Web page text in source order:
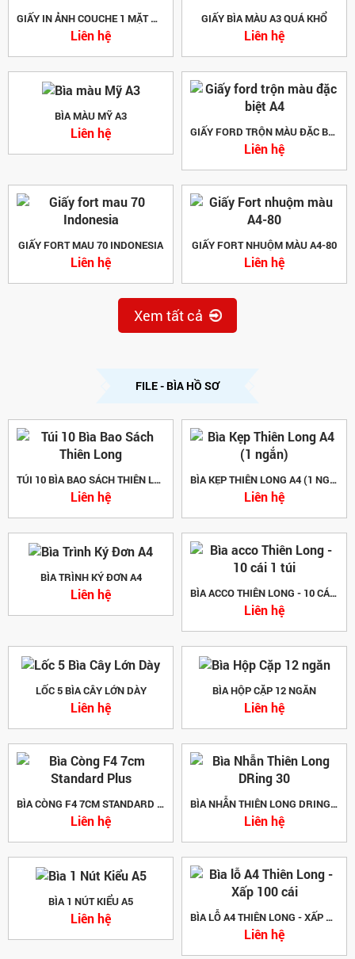
GIẤY IN ẢNH COUCHE 1 MẶT MỜ
Liên hệ
GIẤY BÌA MÀU A3 QUÁ KHỔ
Liên hệ
BÌA MÀU MỸ A3
Liên hệ GIẤY FORD TRỘN MÀU ĐẶC BIỆT A4
Liên hệ
GIẤY FORT MAU 70 INDONESIA
Liên hệ
GIẤY FORT NHUỘM MÀU A4-80
Liên hệ
Xem tất cả
FILE - BÌA HỒ SƠ
TÚI 10 BÌA BAO SÁCH THIÊN LONG
Liên hệ
BÌA KẸP THIÊN LONG A4 (1 NGẮN)
Liên hệ
BÌA TRÌNH KÝ ĐƠN A4
Liên hệ BÌA ACCO THIÊN LONG - 10 CÁI 1 TÚI
Liên hệ
LỐC 5 BÌA CÂY LỚN DÀY
Liên hệ
BÌA HỘP CẶP 12 NGĂN
Liên hệ
BÌA CÒNG F4 7CM STANDARD PLUS
Liên hệ
BÌA NHẪN THIÊN LONG DRING 30
Liên hệ
BÌA 1 NÚT KIỂU A5
Liên hệ BÌA LỖ A4 THIÊN LONG - XẤP 100 CÁI
Liên hệ